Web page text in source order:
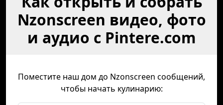
Nzonscreen видео, фото
и аудио с Pintere.com
Поместите наш дом до Nzonscreen сообщений,
чтобы начать кулинарию: